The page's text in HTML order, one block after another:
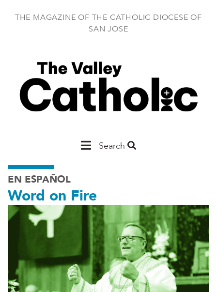
THE MAGAZINE OF THE CATHOLIC DIOCESE OF
SAN JOSE
MainSearch
EN ESPAÑOL
Word on Fire